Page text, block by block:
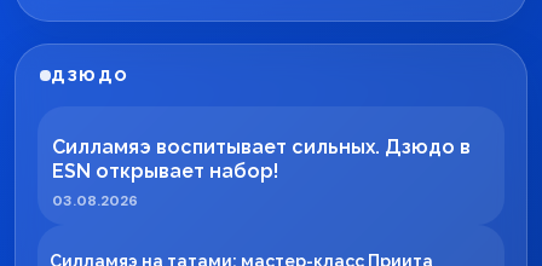
ДЗЮДО
Силламяэ воспитывает сильных. Дзюдо в
ESN открывает набор!
03.08.2026
Силламяэ на татами: мастер-класс Приита